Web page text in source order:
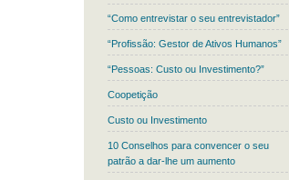
“Como entrevistar o seu entrevistador”
“Profissão: Gestor de Ativos Humanos”
“Pessoas: Custo ou Investimento?”
Coopetição
Custo ou Investimento
10 Conselhos para convencer o seu
patrão a dar-lhe um aumento